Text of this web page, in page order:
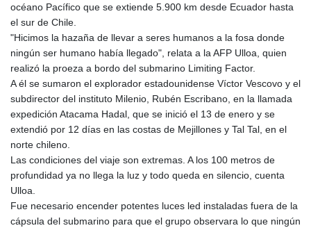
océano Pacífico que se extiende 5.900 km desde Ecuador hasta
el sur de Chile.
"Hicimos la hazaña de llevar a seres humanos a la fosa donde
ningún ser humano había llegado", relata a la AFP Ulloa, quien
realizó la proeza a bordo del submarino Limiting Factor.
A él se sumaron el explorador estadounidense Víctor Vescovo y el
subdirector del instituto Milenio, Rubén Escribano, en la llamada
expedición Atacama Hadal, que se inició el 13 de enero y se
extendió por 12 días en las costas de Mejillones y Tal Tal, en el
norte chileno.
Las condiciones del viaje son extremas. A los 100 metros de
profundidad ya no llega la luz y todo queda en silencio, cuenta
Ulloa.
Fue necesario encender potentes luces led instaladas fuera de la
cápsula del submarino para que el grupo observara lo que ningún